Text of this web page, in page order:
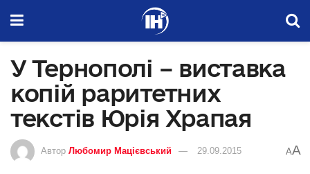
У Тернополі – виставка
копій раритетних
текстів Юрія Храпая
Автор Любомир Мацієвський 29.09.2015 AA